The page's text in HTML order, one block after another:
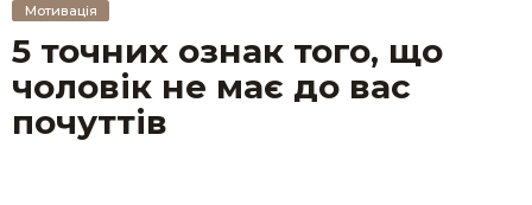
Мотивація
5 точних ознак того, що
чоловік не має до вас
почуттів